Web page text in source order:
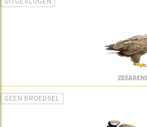
GEEN BROEDSEL